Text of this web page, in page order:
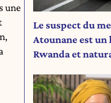
une
Le suspect du
Atounane est un
Rwanda et